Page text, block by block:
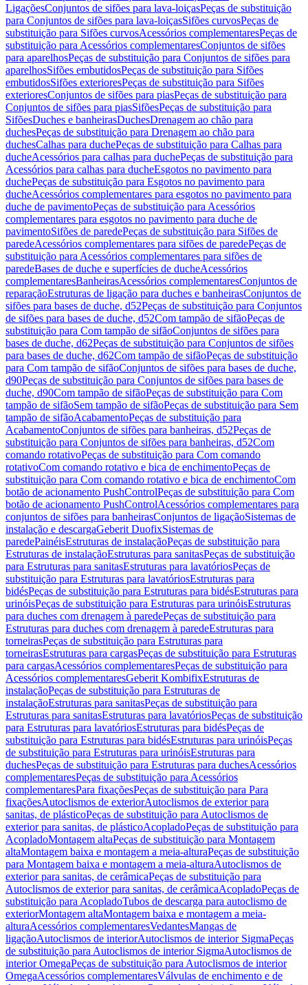
LigaçõesConjuntos de sifões para lava-loiçasPeças de substituição
para Conjuntos de sifões para lava-loiçasSifões curvosPeças de
substituição para Sifões curvosAcessórios complementaresPeças de
substituição para Acessórios complementaresConjuntos de sifões
para aparelhosPeças de substituição para Conjuntos de sifões para
aparelhosSifões embutidosPeças de substituição para Sifões
embutidosSifões exterioresPeças de substituição para Sifões
exterioresConjuntos de sifões para piasPeças de substituição para
Conjuntos de sifões para piasSifõesPeças de substituição para
SifõesDuches e banheirasDuchesDrenagem ao chão para
duchesPeças de substituição para Drenagem ao chão para
duchesCalhas para duchePeças de substituição para Calhas para
ducheAcessórios para calhas para duchePeças de substituição para
Acessórios para calhas para ducheEsgotos no pavimento para
duchePeças de substituição para Esgotos no pavimento para
ducheAcessórios complementares para esgotos no pavimento para
duche de pavimentoPeças de substituição para Acessórios
complementares para esgotos no pavimento para duche de
pavimentoSifões de paredePeças de substituição para Sifões de
paredeAcessórios complementares para sifões de paredePeças de
substituição para Acessórios complementares para sifões de
paredeBases de duche e superfícies de ducheAcessórios
complementaresBanheirasAcessórios complementaresConjuntos de
reparaçãoEstruturas de ligação para duches e banheirasConjuntos de
sifões para bases de duche, d52Peças de substituição para Conjuntos
de sifões para bases de duche, d52Com tampão de sifãoPeças de
substituição para Com tampão de sifãoConjuntos de sifões para
bases de duche, d62Peças de substituição para Conjuntos de sifões
para bases de duche, d62Com tampão de sifãoPeças de substituição
para Com tampão de sifãoConjuntos de sifões para bases de duche,
d90Peças de substituição para Conjuntos de sifões para bases de
duche, d90Com tampão de sifãoPeças de substituição para Com
tampão de sifãoSem tampão de sifãoPeças de substituição para Sem
tampão de sifãoAcabamentoPeças de substituição para
AcabamentoConjuntos de sifões para banheiras, d52Peças de
substituição para Conjuntos de sifões para banheiras, d52Com
comando rotativoPeças de substituição para Com comando
rotativoCom comando rotativo e bica de enchimentoPeças de
substituição para Com comando rotativo e bica de enchimentoCom
botão de acionamento PushControlPeças de substituição para Com
botão de acionamento PushControlAcessórios complementares para
conjuntos de sifões para banheirasConjuntos de ligaçãoSistemas de
instalação e descargaGeberit DuofixSistemas de
paredePainéisEstruturas de instalaçãoPeças de substituição para
Estruturas de instalaçãoEstruturas para sanitasPeças de substituição
para Estruturas para sanitasEstruturas para lavatóriosPeças de
substituição para Estruturas para lavatóriosEstruturas para
bidésPeças de substituição para Estruturas para bidésEstruturas para
urinóisPeças de substituição para Estruturas para urinóisEstruturas
para duches com drenagem à paredePeças de substituição para
Estruturas para duches com drenagem à paredeEstruturas para
torneirasPeças de substituição para Estruturas para
torneirasEstruturas para cargasPeças de substituição para Estruturas
para cargasAcessórios complementaresPeças de substituição para
Acessórios complementaresGeberit KombifixEstruturas de
instalaçãoPeças de substituição para Estruturas de
instalaçãoEstruturas para sanitasPeças de substituição para
Estruturas para sanitasEstruturas para lavatóriosPeças de substituição
para Estruturas para lavatóriosEstruturas para bidésPeças de
substituição para Estruturas para bidésEstruturas para urinóisPeças
de substituição para Estruturas para urinóisEstruturas para
duchesPeças de substituição para Estruturas para duchesAcessórios
complementaresPeças de substituição para Acessórios
complementaresPara fixaçõesPeças de substituição para Para
fixaçõesAutoclismos de exteriorAutoclismos de exterior para
sanitas, de plásticoPeças de substituição para Autoclismos de
exterior para sanitas, de plásticoAcopladoPeças de substituição para
AcopladoMontagem altaPeças de substituição para Montagem
altaMontagem baixa e montagem a meia-alturaPeças de substituição
para Montagem baixa e montagem a meia-alturaAutoclismos de
exterior para sanitas, de cerâmicaPeças de substituição para
Autoclismos de exterior para sanitas, de cerâmicaAcopladoPeças de
substituição para AcopladoTubos de descarga para autoclismo de
exteriorMontagem altaMontagem baixa e montagem a meia-
alturaAcessórios complementaresVedantesMangas de
ligaçãoAutoclismos de interiorAutoclismos de interior SigmaPeças
de substituição para Autoclismos de interior SigmaAutoclismos de
interior OmegaPeças de substituição para Autoclismos de interior
OmegaAcessórios complementaresVálvulas de enchimento e de